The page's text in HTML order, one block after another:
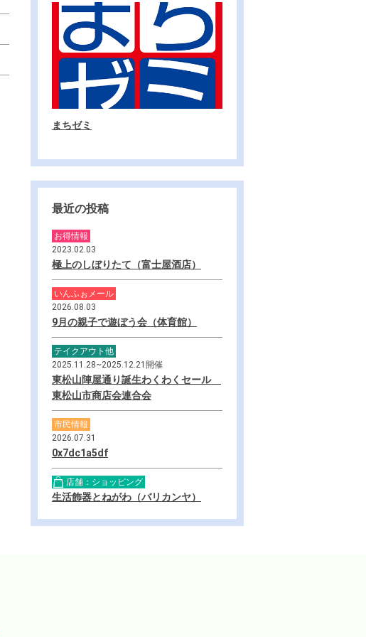
まちゼミ
最近の投稿
お得情報
2023.02.03
極上のしぼりたて（富士屋酒店）
いんふぉメール
2026.08.03
9月の親子で遊ぼう会（体育館）
テイクアウト他
2025.11.28~2025.12.21開催
東松山陣屋通り誕生わくわくセール
東松山市商店会連合会
市民情報
2026.07.31
0x7dc1a5df
店舗：ショッピング
生活飾器とねがわ（バリカンヤ）